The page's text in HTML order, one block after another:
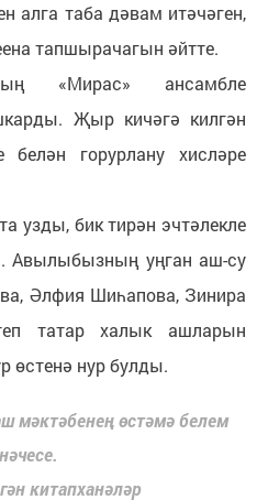
алга таба дәвам итәчәген,
тапшырачагын әйтте.
«Мирас» ансамбле
Җыр кичәгә килгән
горурлану хисләре
узды, бик тирән эчтәлекле
Авылыбызның уңган аш-су
Әлфия Шиһапова, Зинира
татар халык ашларын
өстенә нур булды.
мәктәбенең өстәмә белем
китапханәләр